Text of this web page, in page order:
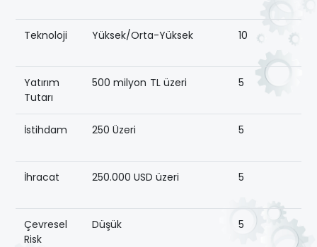
Teknoloji Yüksek/Orta-Yüksek 10
Yatırım
Tutarı
500 milyon TL üzeri 5
İstihdam 250 Üzeri 5
İhracat 250.000 USD üzeri 5
Çevresel
Risk
Düşük 5